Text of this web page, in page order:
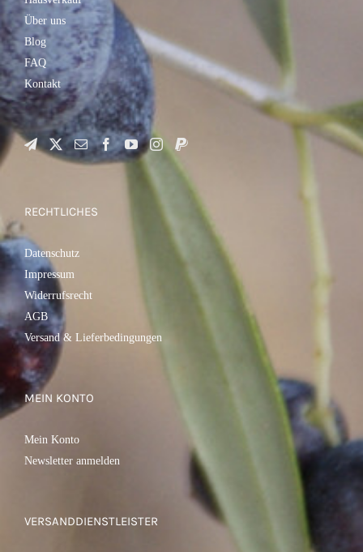
Über uns
Blog
FAQ
Kontakt
RECHTLICHES
Datenschutz
Impressum
Widerrufsrecht
AGB
Versand & Lieferbedingungen
MEIN KONTO
Mein Konto
Newsletter anmelden
VERSANDDIENSTLEISTER